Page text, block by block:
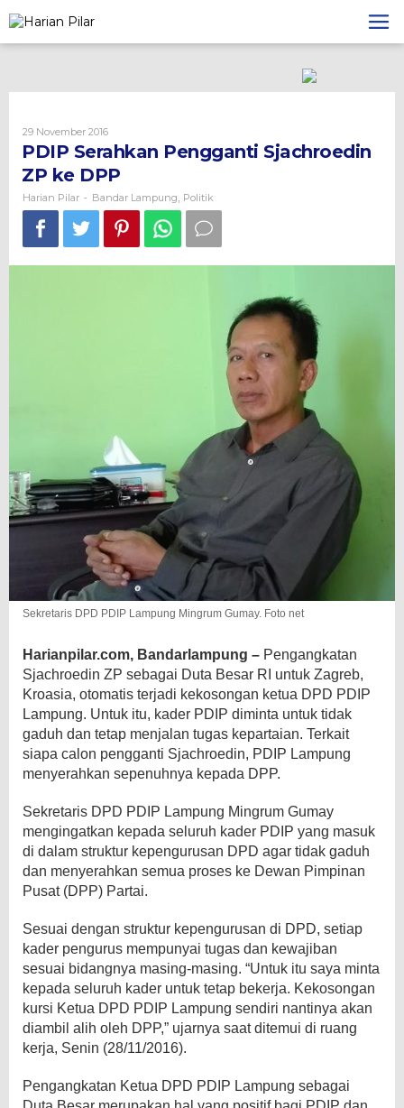
to
content
29 November 2016Oleh
Harian
Pilar
PDIP Serahkan Pengganti Sjachroedin
ZP ke DPP
Harian Pilar - Bandar Lampung Politik
Sekretaris DPD PDIP Lampung Mingrum Gumay. Foto net
Harianpilar.com, Bandarlampung – Pengangkatan
Sjachroedin ZP sebagai Duta Besar RI untuk Zagreb,
Kroasia, otomatis terjadi kekosongan ketua DPD PDIP
Lampung. Untuk itu, kader PDIP diminta untuk tidak
gaduh dan tetap menjalan tugas kepartaian. Terkait
siapa calon pengganti Sjachroedin, PDIP Lampung
menyerahkan sepenuhnya kepada DPP.
Sekretaris DPD PDIP Lampung Mingrum Gumay
mengingatkan kepada seluruh kader PDIP yang masuk
di dalam struktur kepengurusan DPD agar tidak gaduh
dan menyerahkan semua proses ke Dewan Pimpinan
Pusat (DPP) Partai.
Sesuai dengan struktur kepengurusan di DPD, setiap
kader pengurus mempunyai tugas dan kewajiban
sesuai bidangnya masing-masing. “Untuk itu saya minta
kepada seluruh kader untuk tetap bekerja. Kekosongan
kursi Ketua DPD PDIP Lampung sendiri nantinya akan
diambil alih oleh DPP,” ujarnya saat ditemui di ruang
kerja, Senin (28/11/2016).
Pengangkatan Ketua DPD PDIP Lampung sebagai